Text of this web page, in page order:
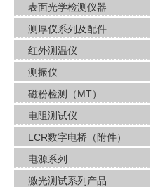
表面光学检测仪器
测厚仪系列及配件
红外测温仪
测振仪
磁粉检测（MT）
电阻测试仪
LCR数字电桥（附件）
电源系列
激光测试系列产品